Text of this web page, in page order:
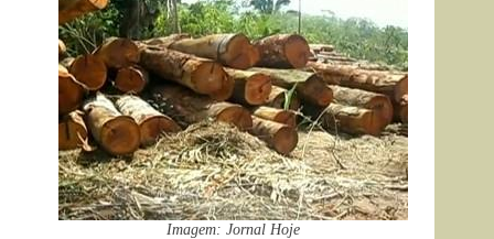
Imagem: Jornal Hoje